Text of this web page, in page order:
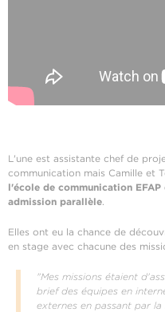
L'une est assistante chef de
communication mais Camille et
l'école de communication
admission parallèle.
Elles ont eu la chance de
en stage avec chacune des
"Mes missions étaient
brief des équipes en
externes en passant par